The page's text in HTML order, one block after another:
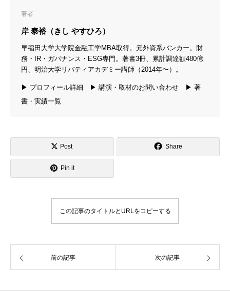
著者
岸 泰裕（きし やすひろ）
早稲田大学大学院金融工学MBA取得。元外資系バンカー。財
務・IR・ガバナンス・ESG専門。著書3冊、累計調達額480億
円、明治大学リバティアカデミー講師（2014年〜）。
▶ プロフィール詳細 ▶ 講演・取材のお問い合わせ
▶ 著
書・実績一覧
Post Share
Pin it
この記事のタイトルとURLをコピーする
前の記事 次の記事